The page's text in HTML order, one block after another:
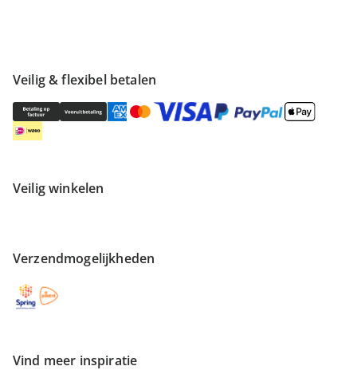
Veilig & flexibel betalen
Veilig winkelen
Verzendmogelijkheden
Vind meer inspiratie